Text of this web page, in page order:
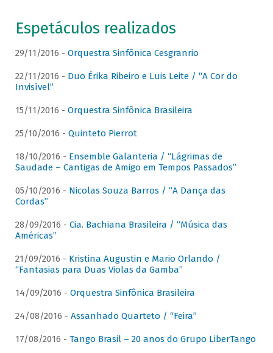
Espetáculos realizados
29/11/2016 - Orquestra Sinfônica Cesgranrio
22/11/2016 - Duo Érika Ribeiro e Luis Leite / “A Cor do
Invisível”
15/11/2016 - Orquestra Sinfônica Brasileira
25/10/2016 - Quinteto Pierrot
18/10/2016 - Ensemble Galanteria / “Lágrimas de
Saudade – Cantigas de Amigo em Tempos Passados”
05/10/2016 - Nicolas Souza Barros / “A Dança das
Cordas”
28/09/2016 - Cia. Bachiana Brasileira / “Música das
Américas”
21/09/2016 - Kristina Augustin e Mario Orlando /
“Fantasias para Duas Violas da Gamba”
14/09/2016 - Orquestra Sinfônica Brasileira
24/08/2016 - Assanhado Quarteto / “Feira”
17/08/2016 - Tango Brasil – 20 anos do Grupo LiberTango